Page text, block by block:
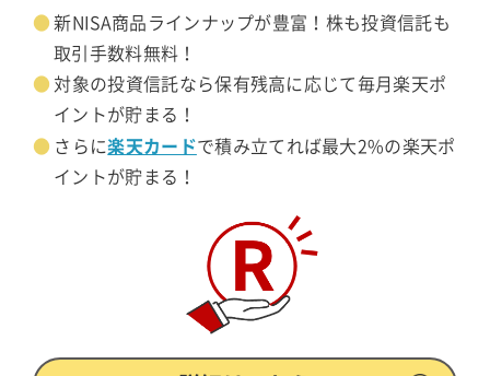
新NISA商品ラインナップが豊富！株も投資信託も
取引手数料無料！
対象の投資信託なら保有残高に応じて毎月楽天ポ
イントが貯まる！
さらに楽天カードで積み立てれば最大2%の楽天ポ
イントが貯まる！